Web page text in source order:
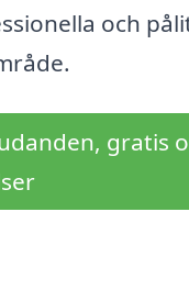
och
gratis